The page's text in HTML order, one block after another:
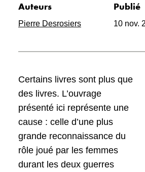
Auteurs
Pierre Desrosiers
Publié
10 nov.
Certains livres sont plus que
des livres. L’ouvrage
présenté ici représente une
cause : celle d’une plus
grande reconnaissance du
rôle joué par les femmes
durant les deux guerres